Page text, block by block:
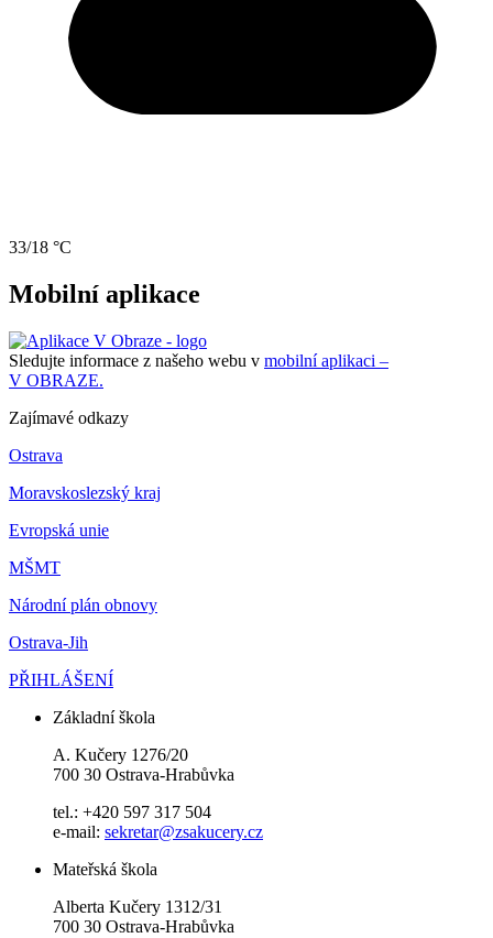
33/18 °C
Mobilní aplikace
Sledujte informace z našeho webu v mobilní aplikaci –
V OBRAZE.
Zajímavé odkazy
Ostrava
Moravskoslezský kraj
Evropská unie
MŠMT
Národní plán obnovy
Ostrava-Jih
PŘIHLÁŠENÍ
Základní škola
A. Kučery 1276/20
700 30 Ostrava-Hrabůvka
tel.: +420 597 317 504
e-mail: sekretar@zsakucery.cz
Mateřská škola
Alberta Kučery 1312/31
700 30 Ostrava-Hrabůvka